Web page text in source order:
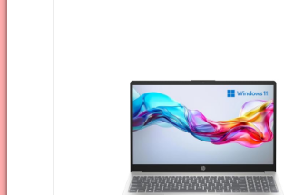
r
e